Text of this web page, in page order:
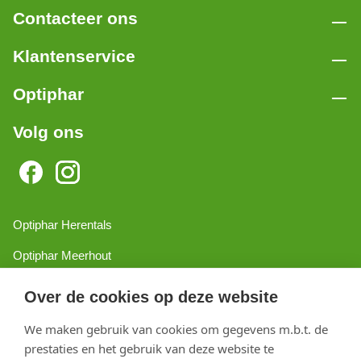
Over de cookies op deze website
We maken gebruik van cookies om gegevens m.b.t. de
prestaties en het gebruik van deze website te
Contacteer ons
Klantenservice
Optiphar
Volg ons
Optiphar Herentals
Optiphar Meerhout
Optiphar Turnhout